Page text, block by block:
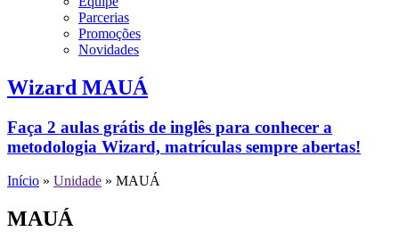
Parcerias
Promoções
Novidades
Wizard MAUÁ
Faça 2 aulas grátis de inglês para conhecer a
metodologia Wizard, matrículas sempre abertas!
Início » Unidade » MAUÁ
MAUÁ